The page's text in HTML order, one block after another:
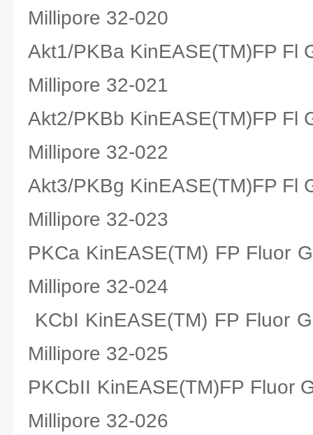
Millipore 32-020
Akt1/PKBa KinEASE(TM)FP Fl
Millipore 32-021
Akt2/PKBb KinEASE(TM)FP Fl
Millipore 32-022
Akt3/PKBg KinEASE(TM)FP Fl
Millipore 32-023
PKCa KinEASE(TM) FP Fluor
Millipore 32-024
KCbI KinEASE(TM) FP Fluor
Millipore 32-025
PKCbII KinEASE(TM)FP Fluor
Millipore 32-026